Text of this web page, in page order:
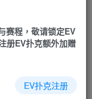
保险|EV扑克娱
载
赛程，敬请锁定EV
册EV扑克额外加赠
EV扑克注册